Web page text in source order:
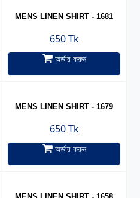
MENS LINEN SHIRT - 1681
650 Tk
অর্ডার করুন
MENS LINEN SHIRT - 1679
650 Tk
অর্ডার করুন